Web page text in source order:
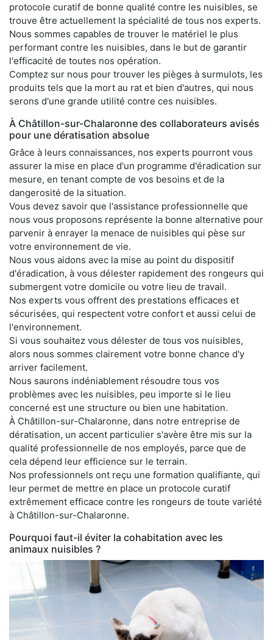
protocole curatif de bonne qualité contre les nuisibles, se
trouve être actuellement la spécialité de tous nos experts.
Nous sommes capables de trouver le matériel le plus
performant contre les nuisibles, dans le but de garantir
l'efficacité de toutes nos opération.
Comptez sur nous pour trouver les pièges à surmulots, les
produits tels que la mort au rat et bien d'autres, qui nous
serons d'une grande utilité contre ces nuisibles.
À Châtillon-sur-Chalaronne des collaborateurs avisés
pour une dératisation absolue
Grâce à leurs connaissances, nos experts pourront vous
assurer la mise en place d'un programme d'éradication sur
mesure, en tenant compte de vos besoins et de la
dangerosité de la situation.
Vous devez savoir que l'assistance professionnelle que
nous vous proposons représente la bonne alternative pour
parvenir à enrayer la menace de nuisibles qui pèse sur
votre environnement de vie.
Nous vous aidons avec la mise au point du dispositif
d'éradication, à vous délester rapidement des rongeurs qui
submergent votre domicile ou votre lieu de travail.
Nos experts vous offrent des prestations efficaces et
sécurisées, qui respectent votre confort et aussi celui de
l'environnement.
Si vous souhaitez vous délester de tous vos nuisibles,
alors nous sommes clairement votre bonne chance d'y
arriver facilement.
Nous saurons indéniablement résoudre tous vos
problèmes avec les nuisibles, peu importe si le lieu
concerné est une structure ou bien une habitation.
À Châtillon-sur-Chalaronne, dans notre entreprise de
dératisation, un accent particulier s'avère être mis sur la
qualité professionnelle de nos employés, parce que de
cela dépend leur efficience sur le terrain.
Nos professionnels ont reçu une formation qualifiante, qui
leur permet de mettre en place un protocole curatif
extrêmement efficace contre les rongeurs de toute variété
à Châtillon-sur-Chalaronne.
Pourquoi faut-il éviter la cohabitation avec les
animaux nuisibles ?